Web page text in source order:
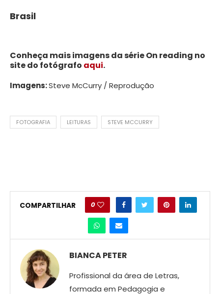
Brasil
Conheça mais imagens da série On reading no
site do fotógrafo aqui.
Imagens:Steve McCurry / Reprodução
FOTOGRAFIA LEITURAS STEVE MCCURRY
COMPARTILHAR 0
BIANCA PETER
Profissional da área de Letras,
formada em Pedagogia e